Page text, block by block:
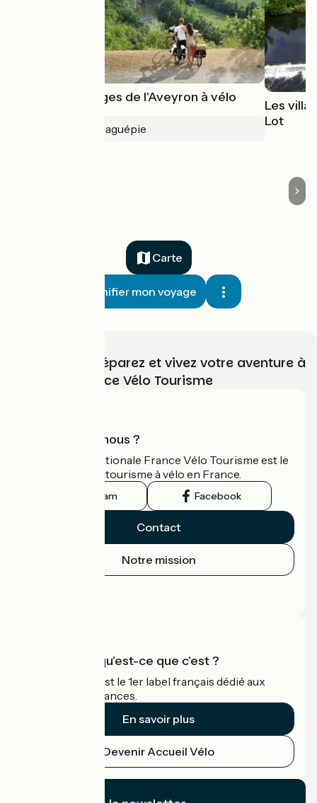
Vallée et Gorges de l'Aveyron à vélo
Montauban > Laguépie
Les
Lot
Carte
Planifier mon voyage
Choisissez, préparez et vivez votre aventure à
vélo avec France Vélo Tourisme
Qui sommes-nous ?
L'association nationale France Vélo Tourisme est le
guide officiel du tourisme à vélo en France.
Instagram Facebook
Contact
Notre mission
Accueil Vélo qu'est-ce que c'est ?
Accueil Vélo c'est le 1er label français dédié aux
cyclistes en vacances.
En savoir plus
Devenir Accueil Vélo